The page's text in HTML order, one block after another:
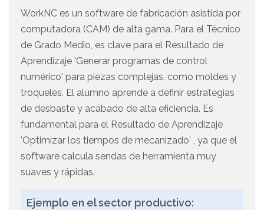
WorkNC es un software de fabricación asistida por
computadora (CAM) de alta gama. Para el Técnico
de Grado Medio, es clave para el Resultado de
Aprendizaje 'Generar programas de control
numérico' para piezas complejas, como moldes y
troqueles. El alumno aprende a definir estrategias
de desbaste y acabado de alta eficiencia. Es
fundamental para el Resultado de Aprendizaje
'Optimizar los tiempos de mecanizado' , ya que el
software calcula sendas de herramienta muy
suaves y rápidas.
Ejemplo en el sector productivo: